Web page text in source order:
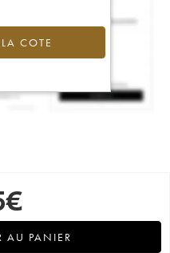
COTE
€
AU PANIER